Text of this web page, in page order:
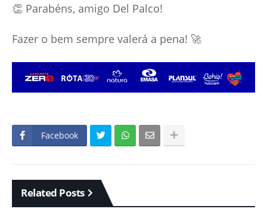
👏 Parabéns, amigo Del Palco!
Fazer o bem sempre valerá a pena! 🚀
Facebook
Related Posts